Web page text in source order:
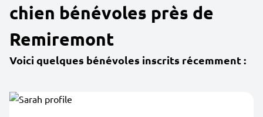
chien bénévoles près de
Remiremont
Voici quelques bénévoles inscrits récemment :